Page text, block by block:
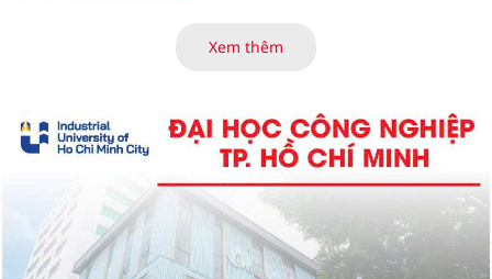
Xem thêm